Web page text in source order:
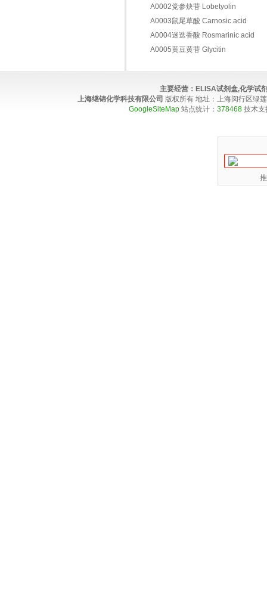
A0002党参炔苷 Lobetyolin
A0003鼠尾草酸 Carnosic acid
A0004迷迭香酸 Rosmarinic acid
A0005黄豆黄苷 Glycitin
主要经营： ELISA试剂盒,化学试
上海继锦化学科技有限公司 版权所有 地址：上海闵行区绿
GoogleSiteMap 站点统计： 378468 技术支